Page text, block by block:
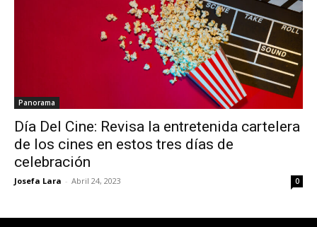
Panorama
Día Del Cine: Revisa la entretenida cartelera
de los cines en estos tres días de
celebración
Josefa Lara - Abril 24, 2023 0